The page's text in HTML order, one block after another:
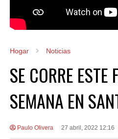
Hogar Noticias
SE CORRE ESTE
SEMANA EN
Paulo Olivera 27 abril, 2022 12:16